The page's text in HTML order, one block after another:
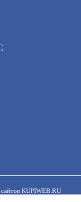
KUPIWEB.RU